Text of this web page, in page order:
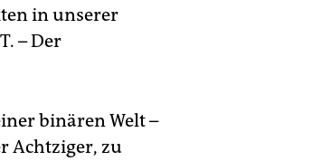
in unserer
– Der
binären Welt –
Achtziger, zu